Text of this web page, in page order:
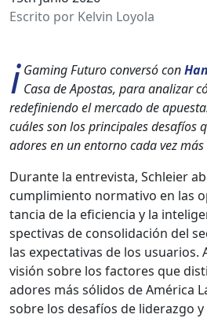
Escrito por Kelvin Loyola
i Gam­ing Futuro con­ver­só con
Casa de Apos­tas, para analizar
redefinien­do el mer­ca­do de
cuáles son los prin­ci­pales desafíos
adores en un entorno cada vez
Durante la entre­vista, Schleier
cumplim­ien­to nor­ma­ti­vo en las
tan­cia de la efi­cien­cia y la
spec­ti­vas de con­sol­i­dación del
las expec­ta­ti­vas de los usuar­ios.
visión sobre los fac­tores que
adores más sóli­dos de Améri­ca
sobre los desafíos de lid­er­az­go